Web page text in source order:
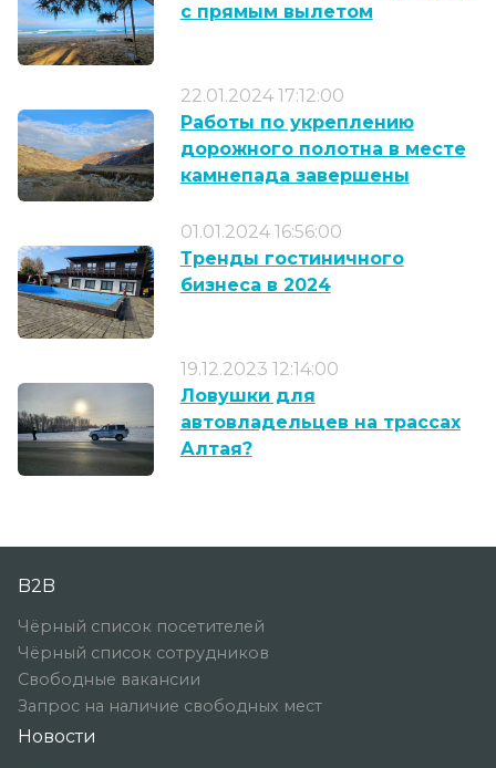
с прямым вылетом
22.01.2024 17:12:00
Работы по укреплению
дорожного полотна в месте
камнепада завершены
01.01.2024 16:56:00
Тренды гостиничного
бизнеса в 2024
19.12.2023 12:14:00
Ловушки для
автовладельцев на трассах
Алтая?
B2B
Чёрный список посетителей
Чёрный список сотрудников
Свободные вакансии
Запрос на наличие свободных мест
Новости